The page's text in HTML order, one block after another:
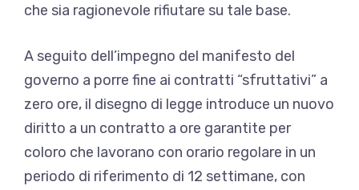
che sia ragionevole rifiutare su tale base.
A seguito dell’impegno del manifesto del
governo a porre fine ai contratti “sfruttativi” a
zero ore, il disegno di legge introduce un nuovo
diritto a un contratto a ore garantite per
coloro che lavorano con orario regolare in un
periodo di riferimento di 12 settimane, con